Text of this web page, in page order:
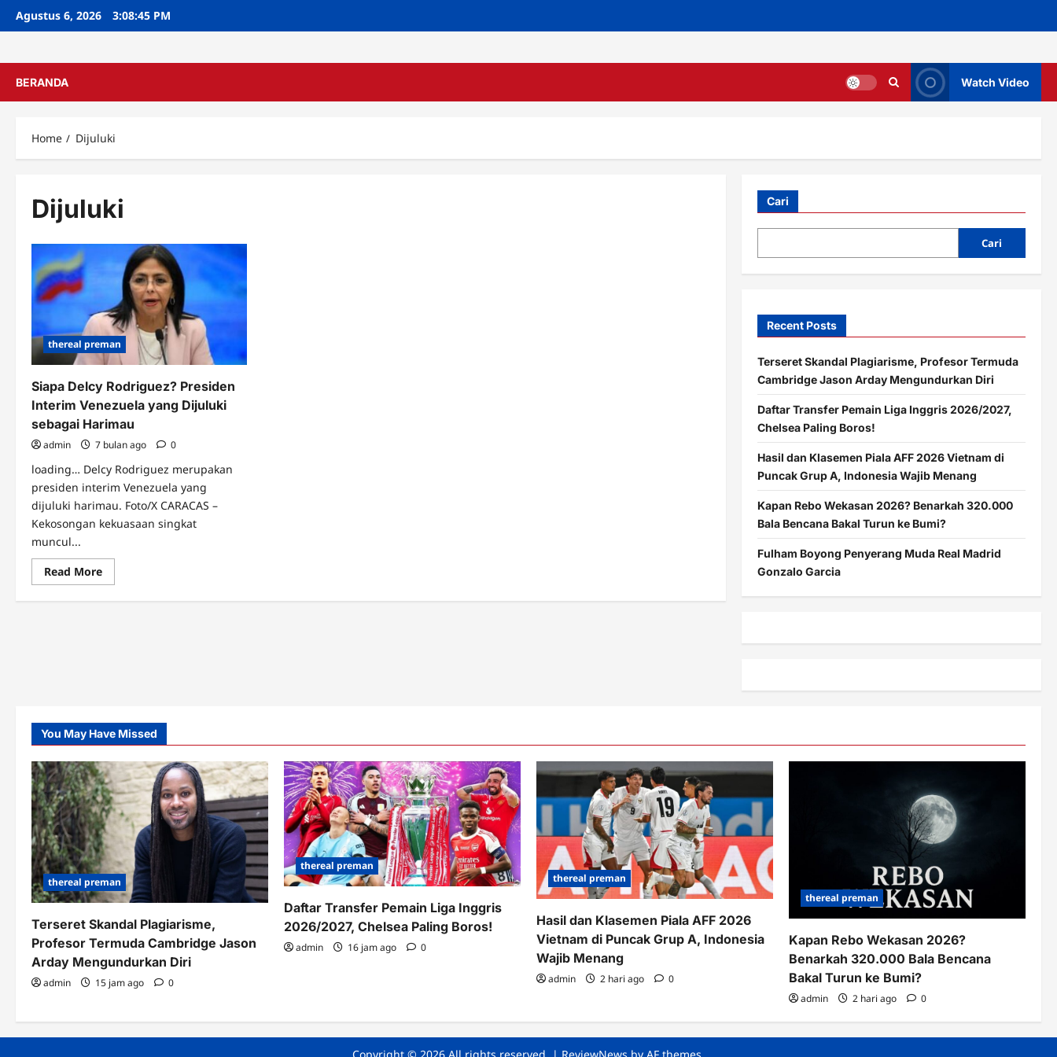
SkipAgustus 6, 2026 3:08:45 PM
BERANDA Watch Video
Home Dijuluki
Dijuluki
thereal preman
Siapa Delcy Rodriguez? Presiden
Interim Venezuela yang Dijuluki
sebagai Harimau
admin 7 bulan ago 0
loading… Delcy Rodriguez merupakan
presiden interim Venezuela yang
dijuluki harimau. Foto/X CARACAS –
Kekosongan kekuasaan singkat
muncul...
Read MoreRead
more
Siapa
Cari
Cari
Recent Posts
Terseret Skandal Plagiarisme, Profesor Termuda
Cambridge Jason Arday Mengundurkan Diri
Daftar Transfer Pemain Liga Inggris 2026/2027,
Chelsea Paling Boros!
Hasil dan Klasemen Piala AFF 2026 Vietnam di
Puncak Grup A, Indonesia Wajib Menang
Kapan Rebo Wekasan 2026? Benarkah 320.000
Bala Bencana Bakal Turun ke Bumi?
Fulham Boyong Penyerang Muda Real Madrid
Gonzalo Garcia
You May Have Missed
thereal preman
Terseret Skandal Plagiarisme,
Profesor Termuda Cambridge Jason
Arday Mengundurkan Diri
admin 15 jam ago 0
thereal preman
Daftar Transfer Pemain Liga Inggris
2026/2027, Chelsea Paling Boros!
admin 16 jam ago 0
thereal preman
Hasil dan Klasemen Piala AFF 2026
Vietnam di Puncak Grup A, Indonesia
Wajib Menang
admin 2 hari ago 0
thereal preman
Kapan Rebo Wekasan 2026?
Benarkah 320.000 Bala Bencana
Bakal Turun ke Bumi?
admin 2 hari ago 0